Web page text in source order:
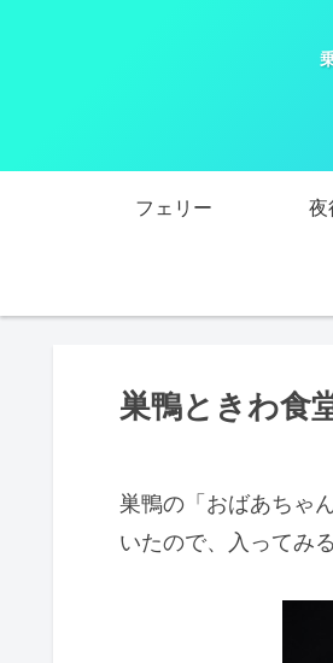
フェリー 夜
巣鴨ときわ食
巣鴨の「おばあちゃ
いたので、入ってみる